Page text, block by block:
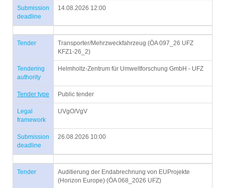
Submission
deadline
14.08.2026 12:00
Tender
Transporter/Mehrzweckfahrzeug (ÖA 097_26 UFZ
KFZ1-26_2)
Tendering
authority
Helmholtz-Zentrum für Umweltforschung GmbH - UFZ
Tender type Public tender
Legal
framework
UVgO/VgV
Submission
deadline
26.08.2026 10:00
Tender
Auditierung der Endabrechnung von EUProjekte
(Horizon Europe) (ÖA 068_2026 UFZ)